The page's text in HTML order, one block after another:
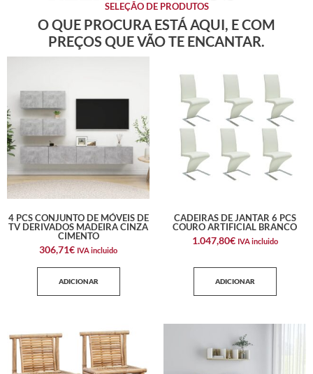
SELEÇÃO DE PRODUTOS
O QUE PROCURA ESTÁ AQUI, E COM
PREÇOS QUE VÃO TE ENCANTAR.
4 PCS CONJUNTO DE MÓVEIS DE
TV DERIVADOS MADEIRA CINZA
CIMENTO
306,71€ IVA incluido
ADICIONAR
CADEIRAS DE JANTAR 6 PCS
COURO ARTIFICIAL BRANCO
1.047,80€ IVA incluido
ADICIONAR